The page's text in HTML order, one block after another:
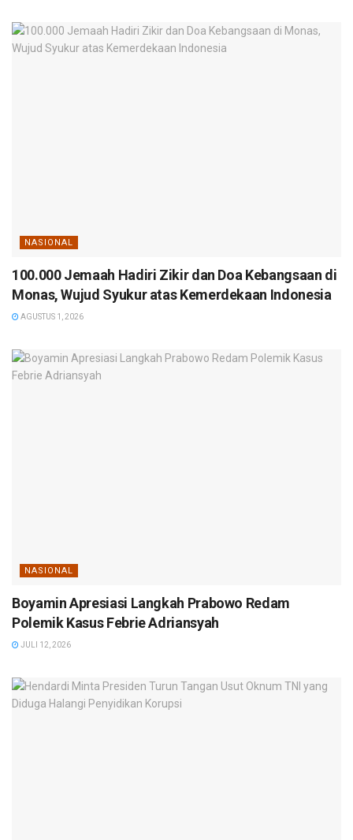
NASIONAL
100.000 Jemaah Hadiri Zikir dan Doa Kebangsaan di
Monas, Wujud Syukur atas Kemerdekaan Indonesia
AGUSTUS 1, 2026
NASIONAL
Boyamin Apresiasi Langkah Prabowo Redam
Polemik Kasus Febrie Adriansyah
JULI 12, 2026